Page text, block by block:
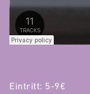
Eintritt: 5-9€